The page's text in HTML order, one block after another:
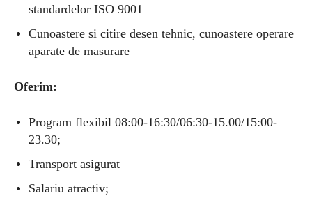
standardelor ISO 9001
Cunoastere si citire desen tehnic, cunoastere operare
aparate de masurare
Oferim:
Program flexibil 08:00-16:30/06:30-15.00/15:00-
23.30;
Transport asigurat
Salariu atractiv;